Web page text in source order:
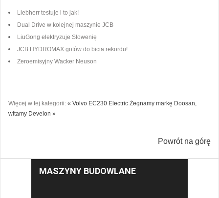
Liebherr testuje i to jak!
Dual Drive w kolejnej maszynie JCB
LiuGong elektryzuje Słowenię
JCB HYDROMAX gotów do bicia rekordu!
Zeroemisyjny Wacker Neuson
Więcej w tej kategorii: « Volvo EC230 Electric Żegnamy markę Doosan,
witamy Develon »
Powrót na górę
MASZYNY BUDOWLANE